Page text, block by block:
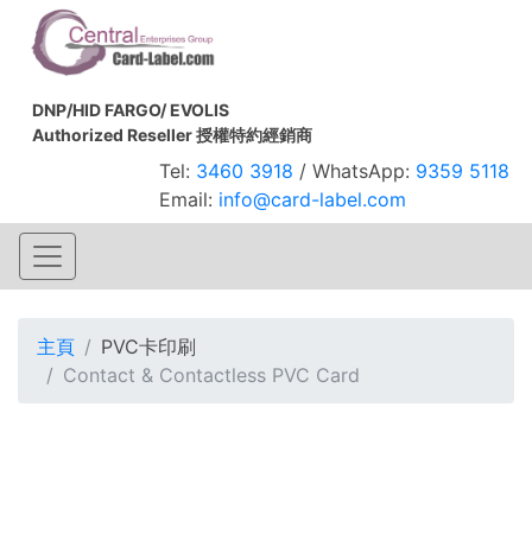
DNP/HID FARGO/ EVOLIS
Authorized Reseller 授權特約經銷商
Tel: 3460 3918 / WhatsApp: 9359 5118
Email: info@card-label.com
主頁
PVC卡印刷
Contact & Contactless PVC Card